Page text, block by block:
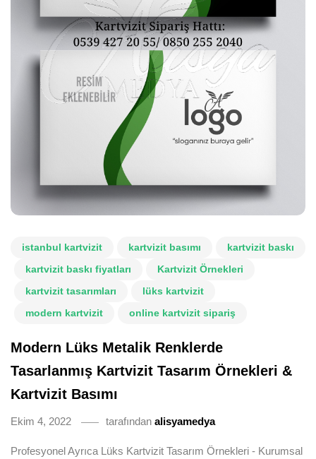
istanbul kartvizit kartvizit basımı
kartvizit baskı
kartvizit baskı fiyatları
Kartvizit Örnekleri
kartvizit tasarımları
lüks kartvizit
modern kartvizit
online kartvizit sipariş
Modern Lüks Metalik Renklerde
Tasarlanmış Kartvizit Tasarım Örnekleri &
Kartvizit Basımı
Ekim 4, 2022 tarafından alisyamedya
Profesyonel Ayrıca Lüks Kartvizit Tasarım Örnekleri - Kurumsal